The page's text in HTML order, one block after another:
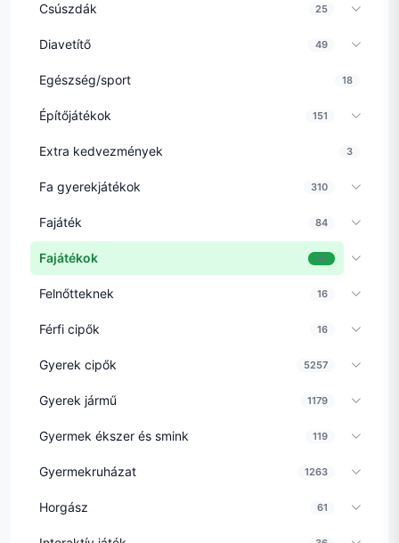
Csúszdák 25
Diavetítő 49
Egészség/sport 18
Építőjátékok 151
Extra kedvezmények 3
Fa gyerekjátékok 310
Fajáték 84
Fajátékok 55
Felnőtteknek 16
Férfi cipők 16
Gyerek cipők 5257
Gyerek jármű 1179
Gyermek ékszer és smink 119
Gyermekruházat 1263
Horgász 61